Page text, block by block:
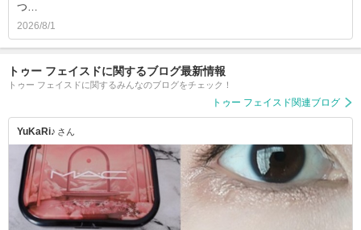
つ…
2026/8/1
トゥー フェイスドに関するブログ最新情報
トゥー フェイスドに関するみんなのブログをチェック！
トゥー フェイスド関連ブログ
YuKaRi♪ さん